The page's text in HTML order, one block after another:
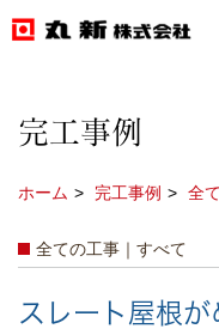
完工事例
ホーム 完工事例 全
全ての工事｜すべて
スレート屋根